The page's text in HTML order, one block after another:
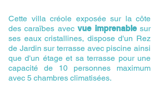
Cette villa créole exposée sur la côte
des caraïbes avecvue imprenablesur
ses eaux cristallines, dispose d'un Rez
de Jardin sur terrasse avec piscine ainsi
que d'un étage et sa terrasse pour une
capacité de 10 personnes maximum
avec 5 chambres climatisées.